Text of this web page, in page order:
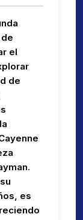
el
de
es